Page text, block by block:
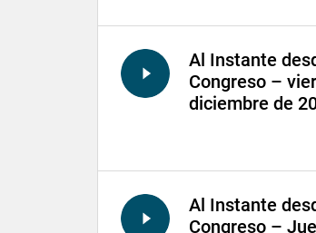
Al Instante
Congreso –
diciembre de
Al Instante
Congreso –